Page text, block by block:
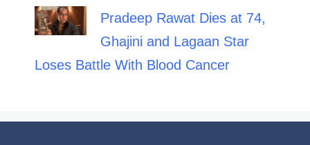
Pradeep Rawat Dies at 74,
Ghajini and Lagaan Star
Loses Battle With Blood Cancer